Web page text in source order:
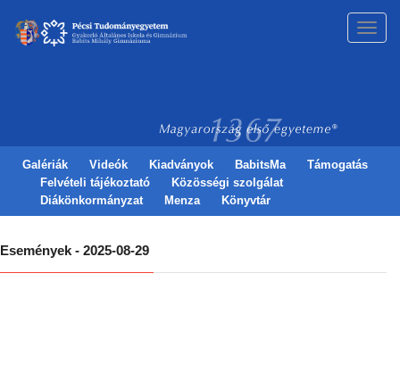
Galériák Videók Kiadványok BabitsMa
Támogatás
Felvételi tájékoztató
Közösségi szolgálat
Diákönkormányzat
Menza Könyvtár
Események - 2025-08-29